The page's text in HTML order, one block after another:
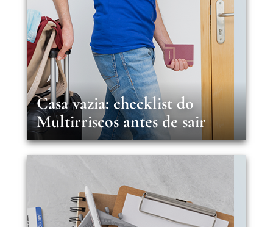
Casa vazia: checklist do
Multirriscos antes de sair